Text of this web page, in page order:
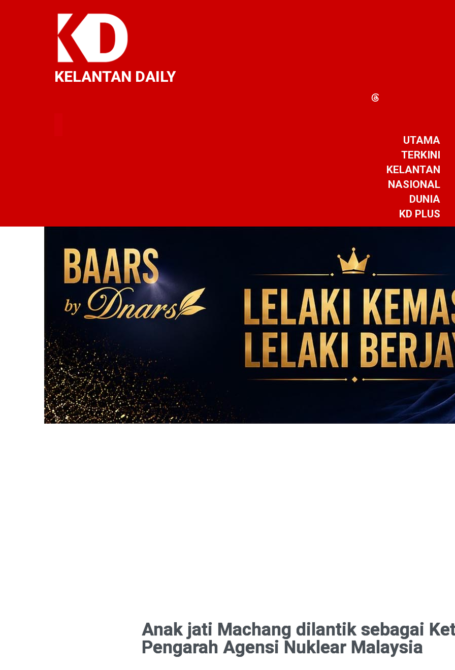
KELANTAN DAILY
UTAMA
TERKINI
KELANTAN
NASIONAL
DUNIA
KD PLUS
Anak jati Machang dilantik sebagai
Pengarah Agensi Nuklear Malaysia